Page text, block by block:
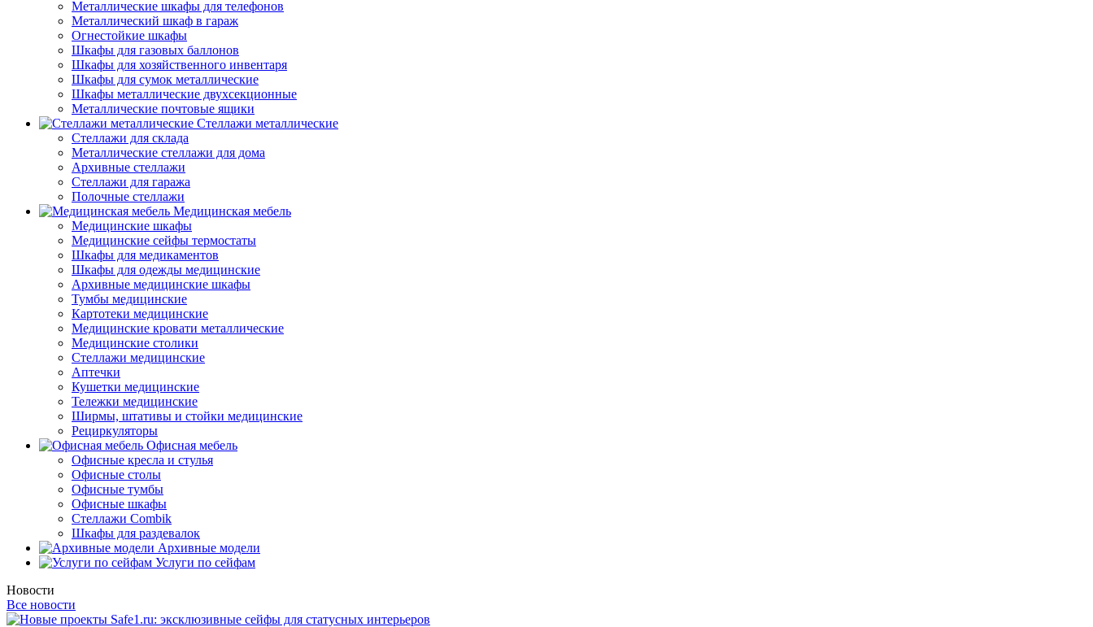
Металлические шкафы для телефонов
Металлический шкаф в гараж
Огнестойкие шкафы
Шкафы для газовых баллонов
Шкафы для хозяйственного инвентаря
Шкафы для сумок металлические
Шкафы металлические двухсекционные
Металлические почтовые ящики
Стеллажи металлические
Стеллажи для склада
Металлические стеллажи для дома
Архивные стеллажи
Стеллажи для гаража
Полочные стеллажи
Медицинская мебель
Медицинские шкафы
Медицинские сейфы термостаты
Шкафы для медикаментов
Шкафы для одежды медицинские
Архивные медицинские шкафы
Тумбы медицинские
Картотеки медицинские
Медицинские кровати металлические
Медицинские столики
Стеллажи медицинские
Аптечки
Кушетки медицинские
Тележки медицинские
Ширмы, штативы и стойки медицинские
Рециркуляторы
Офисная мебель
Офисные кресла и стулья
Офисные столы
Офисные тумбы
Офисные шкафы
Стеллажи Combik
Шкафы для раздевалок
Архивные модели
Услуги по сейфам
Новости
Все новости